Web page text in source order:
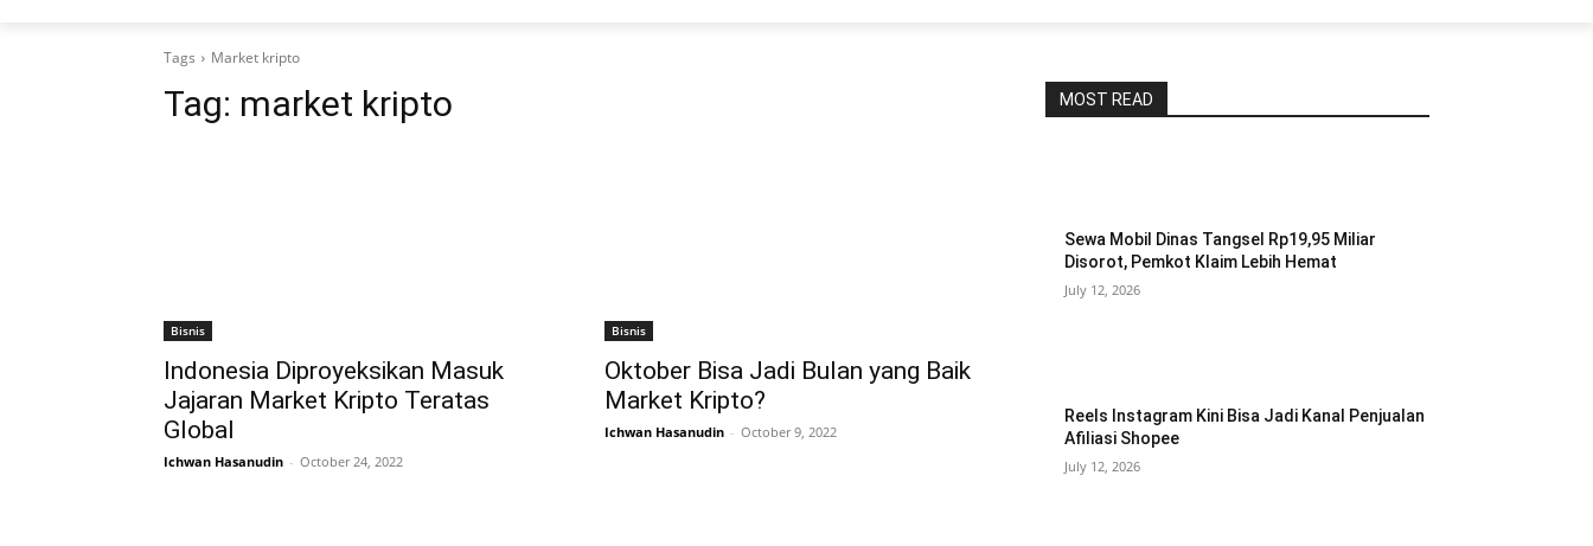
Tags Market kripto
Tag: market kripto
Bisnis
Indonesia Diproyeksikan Masuk
Jajaran Market Kripto Teratas
Global
Ichwan Hasanudin - October 24, 2022
Bisnis
Oktober Bisa Jadi Bulan yang Baik
Market Kripto?
Ichwan Hasanudin - October 9, 2022
MOST READ
Sewa Mobil Dinas Tangsel Rp19,95 Miliar
Disorot, Pemkot Klaim Lebih Hemat
July 12, 2026
Reels Instagram Kini Bisa Jadi Kanal Penjualan
Afiliasi Shopee
July 12, 2026